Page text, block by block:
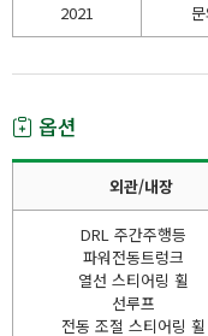
2021
옵션
외관/내장
DRL 주간주행등
파워전동트렁크
열선 스티어링 휠
선루프
전동 조절 스티어링 휠